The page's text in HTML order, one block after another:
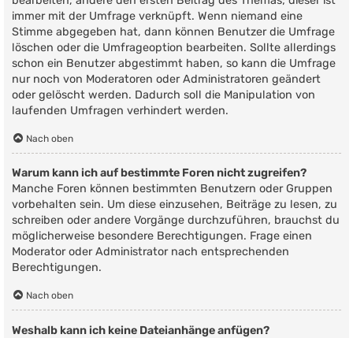
immer mit der Umfrage verknüpft. Wenn niemand eine
Stimme abgegeben hat, dann können Benutzer die Umfrage
löschen oder die Umfrageoption bearbeiten. Sollte allerdings
schon ein Benutzer abgestimmt haben, so kann die Umfrage
nur noch von Moderatoren oder Administratoren geändert
oder gelöscht werden. Dadurch soll die Manipulation von
laufenden Umfragen verhindert werden.
Nach oben
Warum kann ich auf bestimmte Foren nicht zugreifen?
Manche Foren können bestimmten Benutzern oder Gruppen
vorbehalten sein. Um diese einzusehen, Beiträge zu lesen, zu
schreiben oder andere Vorgänge durchzuführen, brauchst du
möglicherweise besondere Berechtigungen. Frage einen
Moderator oder Administrator nach entsprechenden
Berechtigungen.
Nach oben
Weshalb kann ich keine Dateianhänge anfügen?